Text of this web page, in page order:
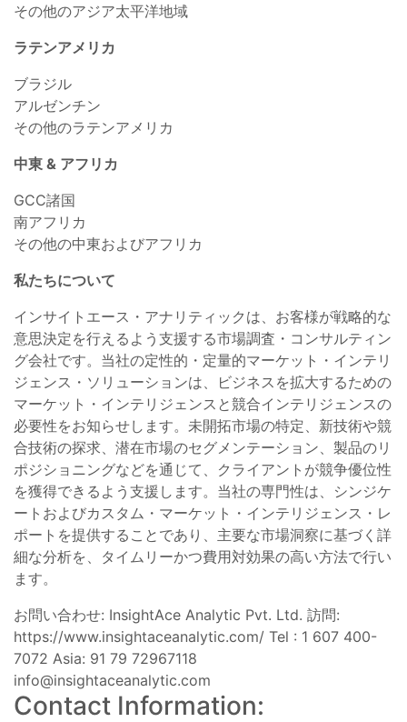
その他のアジア太平洋地域
ラテンアメリカ
ブラジル
アルゼンチン
その他のラテンアメリカ
中東 & アフリカ
GCC諸国
南アフリカ
その他の中東およびアフリカ
私たちについて
インサイトエース・アナリティックは、お客様が戦略的な
意思決定を行えるよう支援する市場調査・コンサルティン
グ会社です。当社の定性的・定量的マーケット・インテリ
ジェンス・ソリューションは、ビジネスを拡大するための
マーケット・インテリジェンスと競合インテリジェンスの
必要性をお知らせします。未開拓市場の特定、新技術や競
合技術の探求、潜在市場のセグメンテーション、製品のリ
ポジショニングなどを通じて、クライアントが競争優位性
を獲得できるよう支援します。当社の専門性は、シンジケ
ートおよびカスタム・マーケット・インテリジェンス・レ
ポートを提供することであり、主要な市場洞察に基づく詳
細な分析を、タイムリーかつ費用対効果の高い方法で行い
ます。
お問い合わせ: InsightAce Analytic Pvt. Ltd. 訪問:
https://www.insightaceanalytic.com/ Tel : 1 607 400-
7072 Asia: 91 79 72967118
info@insightaceanalytic.com
Contact Information: